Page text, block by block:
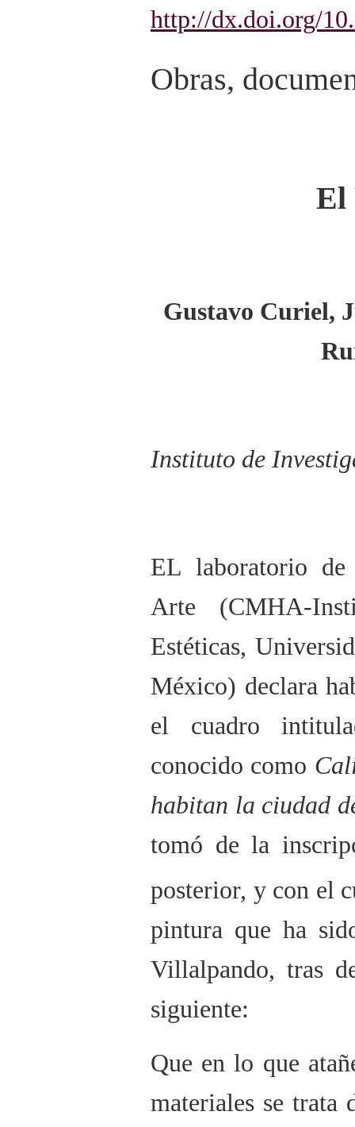
http://dx.doi.org/
Obras,
El
Gustavo Curiel,
Instituto de
EL laboratorio de
Arte (CMHA-
Estéticas,
México) declara
el cuadro
conocido como
habitan la ciudad
tomó de la
posterior, y con el
pintura que ha
Villalpando, tras
siguiente:
Que en lo que
materiales se trata